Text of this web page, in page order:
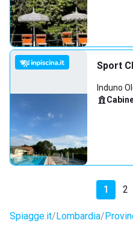
Sport
Induno
1 2
Spiagge.it Lombardia